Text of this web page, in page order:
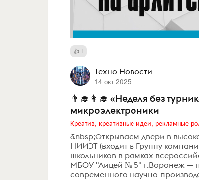
1
Техно Новости
14 окт 2025
👨‍🎓👩‍🎓 «Неделя без
микроэлектроники
Креатив, креативные идеи, рекламные
&nbsp;Открываем двери в
НИИЭТ (входит в Группу
школьников в рамках
МБОУ "Лицей №15" г.Воронеж —
современного научно-